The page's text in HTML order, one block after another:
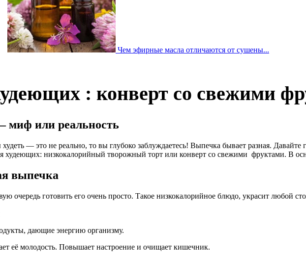
Чем эфирные масла отличаются от сушены...
: конверт со свежими
миф или реальность
— это не реально, то вы глубоко заблуждаетесь! Выпечка бывает разная.
худеющих: низкокалорийный творожный торт или конверт со свежими фруктами. В
выпечка
очередь готовить его очень просто. Такое низкокалорийное блюдо, украсит любой
дающие энергию организму.
её молодость. Повышает настроение и очищает кишечник.